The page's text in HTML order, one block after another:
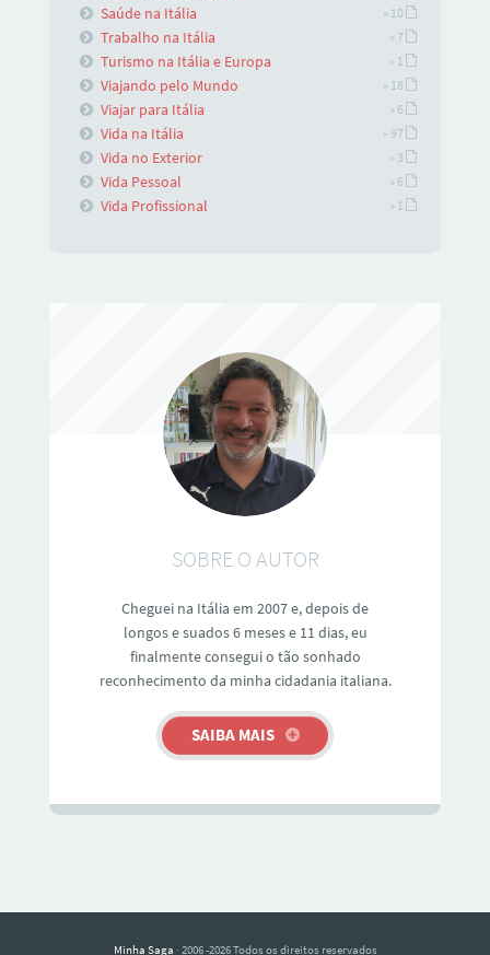
Saúde na Itália » 10
Trabalho na Itália » 7
Turismo na Itália e Europa » 1
Viajando pelo Mundo » 18
Viajar para Itália » 6
Vida na Itália » 97
Vida no Exterior » 3
Vida Pessoal » 6
Vida Profissional » 1
SOBRE O AUTOR
Cheguei na Itália em 2007 e, depois de
longos e suados 6 meses e 11 dias, eu
finalmente consegui o tão sonhado
reconhecimento da minha cidadania italiana.
SAIBA MAIS
Minha Saga · 2006 -2026 Todos os direitos reservados